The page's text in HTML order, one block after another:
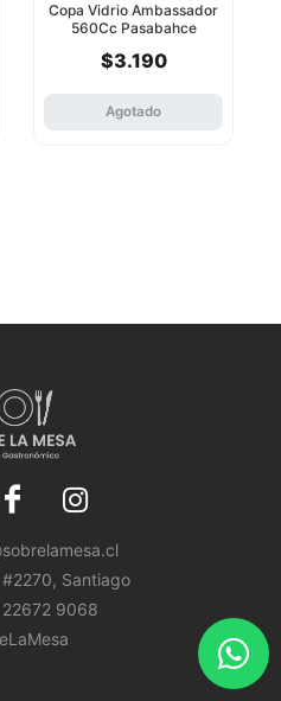
Copa Vidrio Ambassador
560Cc Pasabahce
$3.190
Agotado
Santiago
9068